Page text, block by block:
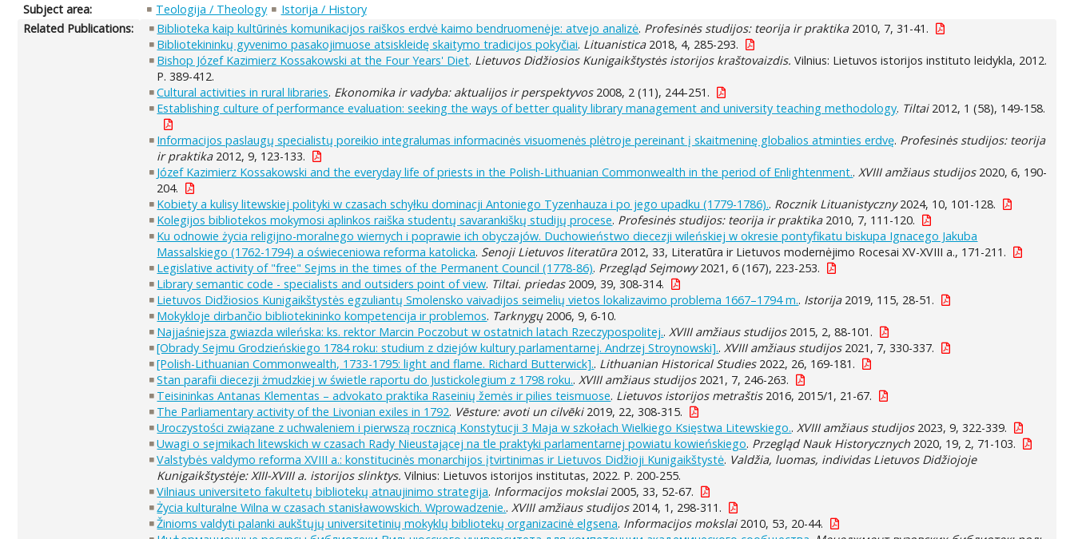
Subject area:
Teologija / Theology
Istorija / History
Related Publications:
Biblioteka kaip kultūrinės komunikacijos raiškos erdvė kaimo bendruomenėje: atvejo analizė. Profesinės studijos: teorija ir praktika2010, 7, 31-41.
Bibliotekininkų gyvenimo pasakojimuose atsiskleidę skaitymo tradicijos pokyčiai. Lituanistica2018, 4, 285-293.
Bishop Józef Kazimierz Kossakowski at the Four Years' Diet. Lietuvos Didžiosios Kunigaikštystės istorijos kraštovaizdis. Vilnius: Lietuvos istorijos instituto leidykla, 2012.
P. 389-412.
Cultural activities in rural libraries. Ekonomika ir vadyba: aktualijos ir perspektyvos2008, 2 (11), 244-251.
Establishing culture of performance evaluation: seeking the ways of better quality library management and university teaching methodology. Tiltai2012, 1 (58), 149-158.
Informacijos paslaugų specialistų poreikio integralumas informacinės visuomenės plėtroje pereinant į skaitmeninę globalios atminties erdvę. Profesinės studijos: teorija
ir praktika2012, 9, 123-133.
Józef Kazimierz Kossakowski and the everyday life of priests in the Polish-Lithuanian Commonwealth in the period of Enlightenment.. XVIII amžiaus studijos2020, 6, 190-
204.
Kobiety a kulisy litewskiej polityki w czasach schyłku dominacji Antoniego Tyzenhauza i po jego upadku (1779-1786).. Rocznik Lituanistyczny2024, 10, 101-128.
Kolegijos bibliotekos mokymosi aplinkos raiška studentų savarankiškų studijų procese. Profesinės studijos: teorija ir praktika2010, 7, 111-120.
Ku odnowie życia religijno-moralnego wiernych i poprawie ich obyczajów. Duchowieństwo diecezji wileńskiej w okresie pontyfikatu biskupa Ignacego Jakuba
Massalskiego (1762-1794) a oświeceniowa reforma katolicka. Senoji Lietuvos literatūra2012, 33, Literatūra ir Lietuvos modernėjimo Rocesai XV-XVIII a., 171-211.
Legislative activity of "free" Sejms in the times of the Permanent Council (1778-86). Przegląd Sejmowy2021, 6 (167), 223-253.
Library semantic code - specialists and outsiders point of view. Tiltai. priedas2009, 39, 308-314.
Lietuvos Didžiosios Kunigaikštystės egzuliantų Smolensko vaivadijos seimelių vietos lokalizavimo problema 1667–1794 m.. Istorija2019, 115, 28-51.
Mokykloje dirbančio bibliotekininko kompetencija ir problemos. Tarknygų2006, 9, 6-10.
Najjaśniejsza gwiazda wileńska: ks. rektor Marcin Poczobut w ostatnich latach Rzeczypospolitej.. XVIII amžiaus studijos2015, 2, 88-101.
[Obrady Sejmu Grodzieńskiego 1784 roku: studium z dziejów kultury parlamentarnej. Andrzej Stroynowski].. XVIII amžiaus studijos2021, 7, 330-337.
[Polish-Lithuanian Commonwealth, 1733-1795: light and flame. Richard Butterwick].. Lithuanian Historical Studies2022, 26, 169-181.
Stan parafii diecezji żmudzkiej w świetle raportu do Justickolegium z 1798 roku.. XVIII amžiaus studijos2021, 7, 246-263.
Teisininkas Antanas Klementas – advokato praktika Raseinių žemės ir pilies teismuose. Lietuvos istorijos metraštis2016, 2015/1, 21-67.
The Parliamentary activity of the Livonian exiles in 1792. Vēsture: avoti un cilvēki2019, 22, 308-315.
Uroczystości związane z uchwaleniem i pierwszą rocznicą Konstytucji 3 Maja w szkołach Wielkiego Księstwa Litewskiego.. XVIII amžiaus studijos2023, 9, 322-339.
Uwagi o sejmikach litewskich w czasach Rady Nieustającej na tle praktyki parlamentarnej powiatu kowieńskiego. Przegląd Nauk Historycznych 2020, 19, 2, 71-103.
Valstybės valdymo reforma XVIII a.: konstitucinės monarchijos įtvirtinimas ir Lietuvos Didžioji Kunigaikštystė. Valdžia, luomas, individas Lietuvos Didžiojoje
Kunigaikštystėje: XIII-XVIII a. istorijos slinktys. Vilnius: Lietuvos istorijos institutas, 2022. P. 200-255.
Vilniaus universiteto fakultetų bibliotekų atnaujinimo strategija. Informacijos mokslai2005, 33, 52-67.
Życia kulturalne Wilna w czasach stanisławowskich. Wprowadzenie.. XVIII amžiaus studijos2014, 1, 298-311.
Žinioms valdyti palanki aukštųjų universitetinių mokyklų bibliotekų organizacinė elgsena. Informacijos mokslai2010, 53, 20-44.